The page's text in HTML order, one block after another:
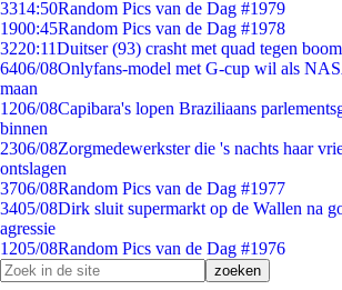
3314:50Random Pics van de Dag #1979
1900:45Random Pics van de Dag #1978
3220:11Duitser (93) crasht met quad tegen
6406/08Onlyfans-model met G-cup wil als
maan
1206/08Capibara's lopen Braziliaans
binnen
2306/08Zorgmedewerkster die 's nachts haar
ontslagen
3706/08Random Pics van de Dag #1977
3405/08Dirk sluit supermarkt op de Wallen na
agressie
1205/08Random Pics van de Dag #1976